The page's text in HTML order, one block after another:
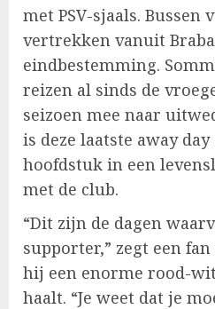
met PSV-sjaals. Bussen
vertrekken vanuit
eindbestemming.
reizen al sinds de
seizoen mee naar
is deze laatste away
hoofdstuk in een
met de club.
“Dit zijn de dagen
supporter,” zegt een
hij een enorme rood-
haalt. “Je weet dat je